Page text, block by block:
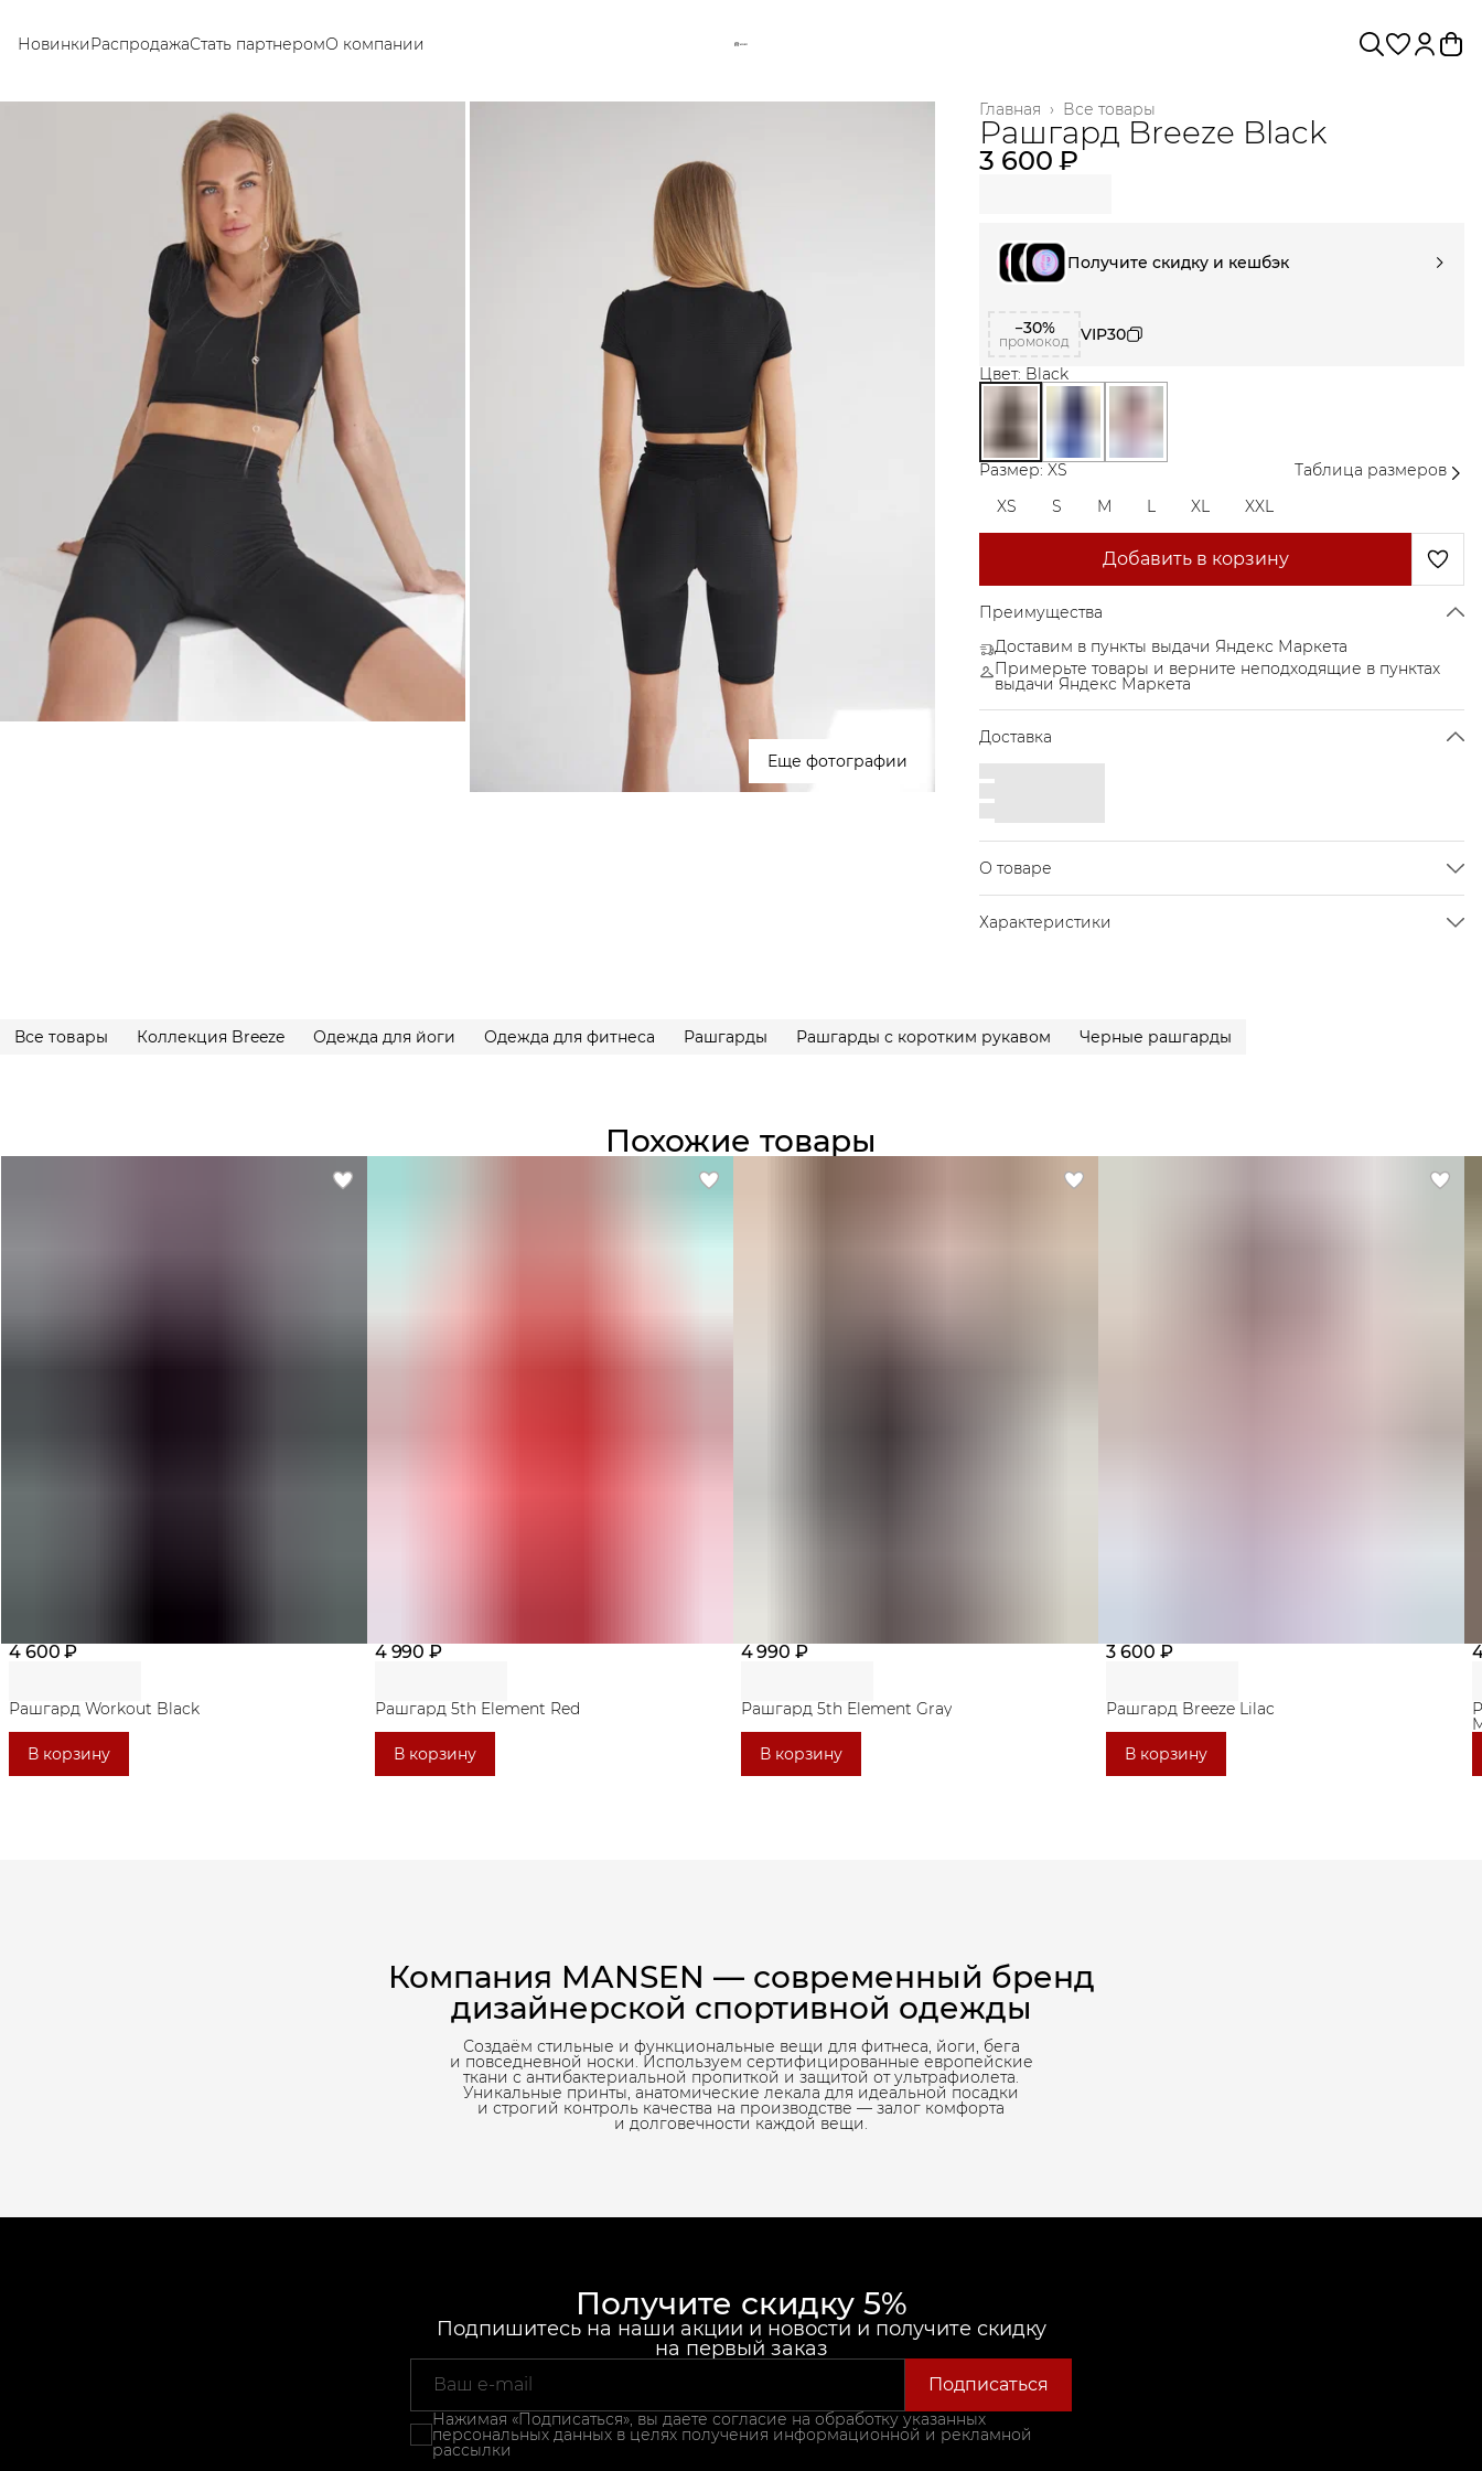
НовинкиРаспродажаСтать партнеромО компании
Еще фотографии
Все товары
Главная ›
Рашгард Breeze Black
3 600 ₽
Получите скидку и кешбэк
−30%
промокод
VIP30
Цвет: Black
Размер: XS
Таблица размеров
XS
S M L XL XXL
Добавить в корзину
Преимущества
Доставим в пункты выдачи Яндекс Маркета
Примерьте товары и верните неподходящие в пунктах
выдачи Яндекс Маркета
Доставка
О товаре
Укороченный рашгард идеально садится по фигуре и
подчёркивает достоинства.
Отлично сочетается с любыми велосипедками, леггинсами
или джинсами.
Характеристики
Все товары Коллекция Breeze Одежда для йоги Одежда для фитнеса Рашгарды Рашгарды с коротким рукавом Черные рашгарды
Похожие товары
4 600 ₽
Рашгард Workout Black
В корзину
4 990 ₽
Рашгард 5th Element Red
В корзину
4 990 ₽
Рашгард 5th Element Gray
В корзину
3 600 ₽
Рашгард Breeze Lilac
В корзину
Компания MANSEN — современный бренд
дизайнерской спортивной одежды
Создаём стильные и функциональные вещи для фитнеса, йоги, бега
и повседневной носки. Используем сертифицированные европейские
ткани с антибактериальной пропиткой и защитой от ультрафиолета.
Уникальные принты, анатомические лекала для идеальной посадки
и строгий контроль качества на производстве — залог комфорта
и долговечности каждой вещи.
Получите скидку 5%
Подпишитесь на наши акции и новости и получите скидку
на первый заказ
Подписаться
Нажимая «Подписаться», вы даете согласие на обработку указанных
персональных данных в целях получения информационной и рекламной
рассылки